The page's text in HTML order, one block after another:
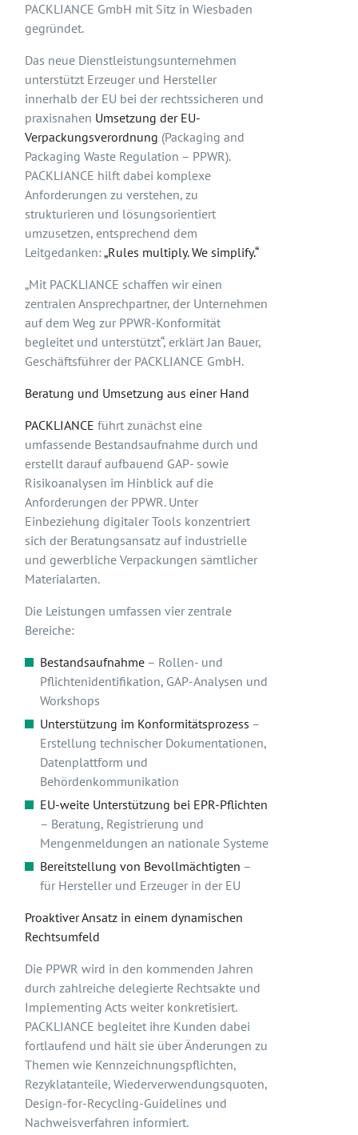
PACKLIANCE GmbH mit Sitz in Wiesbaden
gegründet.
Das neue Dienstleistungsunternehmen
unterstützt Erzeuger und Hersteller
innerhalb der EU bei der rechtssicheren und
praxisnahen Umsetzung der EU-
Verpackungsverordnung (Packaging and
Packaging Waste Regulation – PPWR).
PACKLIANCE hilft dabei komplexe
Anforderungen zu verstehen, zu
strukturieren und lösungsorientiert
umzusetzen, entsprechend dem
Leitgedanken: „Rules multiply. We simplify.“
„Mit PACKLIANCE schaffen wir einen
zentralen Ansprechpartner, der Unternehmen
auf dem Weg zur PPWR-Konformität
begleitet und unterstützt“, erklärt Jan Bauer,
Geschäftsführer der PACKLIANCE GmbH.
Beratung und Umsetzung aus einer Hand
PACKLIANCE führt zunächst eine
umfassende Bestandsaufnahme durch und
erstellt darauf aufbauend GAP- sowie
Risikoanalysen im Hinblick auf die
Anforderungen der PPWR. Unter
Einbeziehung digitaler Tools konzentriert
sich der Beratungsansatz auf industrielle
und gewerbliche Verpackungen sämtlicher
Materialarten.
Die Leistungen umfassen vier zentrale
Bereiche:
Bestandsaufnahme – Rollen- und
Pflichtenidentifikation, GAP-Analysen und
Workshops
Unterstützung im Konformitätsprozess –
Erstellung technischer Dokumentationen,
Datenplattform und
Behördenkommunikation
EU-weite Unterstützung bei EPR-Pflichten
– Beratung, Registrierung und
Mengenmeldungen an nationale Systeme
Bereitstellung von Bevollmächtigten –
für Hersteller und Erzeuger in der EU
Proaktiver Ansatz in einem dynamischen
Rechtsumfeld
Die PPWR wird in den kommenden Jahren
durch zahlreiche delegierte Rechtsakte und
Implementing Acts weiter konkretisiert.
PACKLIANCE begleitet ihre Kunden dabei
fortlaufend und hält sie über Änderungen zu
Themen wie Kennzeichnungspflichten,
Rezyklatanteile, Wiederverwendungsquoten,
Design-for-Recycling-Guidelines und
Nachweisverfahren informiert.